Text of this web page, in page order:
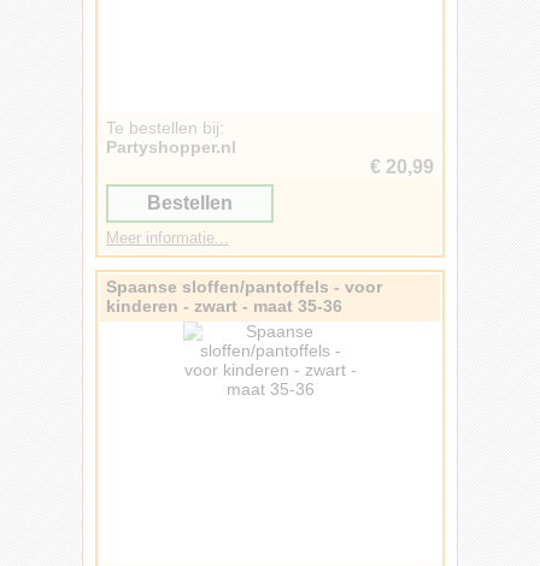
Te bestellen bij:
Partyshopper.nl
€ 20,99
Bestellen
Meer informatie...
Spaanse sloffen/pantoffels - voor
kinderen - zwart - maat 35-36